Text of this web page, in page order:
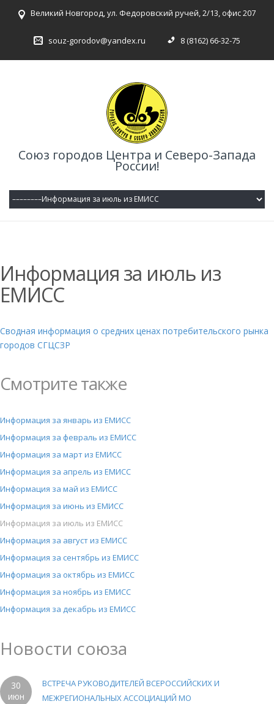
Великий Новгород, ул. Федоровский ручей, 2/13, офис 207
souz-gorodov@yandex.ru 8 (8162) 66-32-75
Союз городов Центра и Северо-Запада
России!
Информация за июль из
ЕМИСС
Сводная информация о средних ценах потребительского рынка
городов СГЦСЗР
Смотрите также
Информация за январь из ЕМИСС
Информация за февраль из ЕМИСС
Информация за март из ЕМИСС
Информация за апрель из ЕМИСС
Информация за май из ЕМИСС
Информация за июнь из ЕМИСС
Информация за июль из ЕМИСС
Информация за август из ЕМИСС
Информация за сентябрь из ЕМИСС
Информация за октябрь из ЕМИСС
Информация за ноябрь из ЕМИСС
Информация за декабрь из ЕМИСС
Новости союза
30
июн
ВСТРЕЧА РУКОВОДИТЕЛЕЙ ВСЕРОССИЙСКИХ И
МЕЖРЕГИОНАЛЬНЫХ АССОЦИАЦИЙ МО